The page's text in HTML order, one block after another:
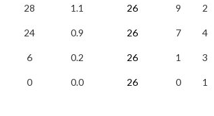
28 1.1 26 9 2
24 0.9 26 7 4
6 0.2 26 1 3
0 0.0 26 0 1